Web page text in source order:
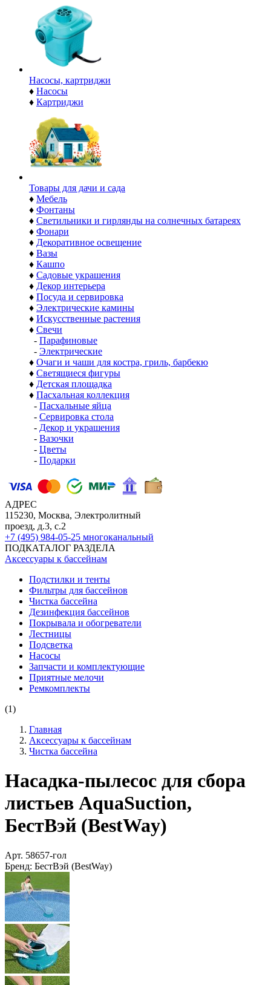
Насосы, картриджи
♦ Насосы
♦ Картриджи
Товары для дачи и сада
♦ Мебель
♦ Фонтаны
♦ Светильники и гирлянды на солнечных батареях
♦ Фонари
♦ Декоративное освещение
♦ Вазы
♦ Кашпо
♦ Садовые украшения
♦ Декор интерьера
♦ Посуда и сервировка
♦ Электрические камины
♦ Искусственные растения
♦ Свечи
- Парафиновые
- Электрические
♦ Очаги и чаши для костра, гриль, барбекю
♦ Светящиеся фигуры
♦ Детская площадка
♦ Пасхальная коллекция
- Пасхальные яйца
- Сервировка стола
- Декор и украшения
- Вазочки
- Цветы
- Подарки
АДРЕС
115230, Москва, Электролитный
проезд, д.3, с.2
+7 (495) 984-05-25 многоканальный
ПОДКАТАЛОГ РАЗДЕЛА
Аксессуары к бассейнам
Подстилки и тенты
Фильтры для бассейнов
Чистка бассейна
Дезинфекция бассейнов
Покрывала и обогреватели
Лестницы
Подсветка
Насосы
Запчасти и комплектующие
Приятные мелочи
Ремкомплекты
(1)
Главная
Аксессуары к бассейнам
Чистка бассейна
Насадка-пылесос для сбора
листьев AquaSuction,
БестВэй (BestWay)
Арт. 58657-гол
Бренд: БестВэй (BestWay)